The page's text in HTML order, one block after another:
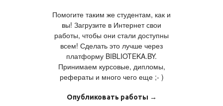
Помогите таким же студентам, как и
вы! Загрузите в Интернет свои
работы, чтобы они стали доступны
всем! Сделать это лучше через
платформу BIBLIOTEKA.BY.
Принимаем курсовые, дипломы,
рефераты и много чего еще ;- )
Опубликовать работы →